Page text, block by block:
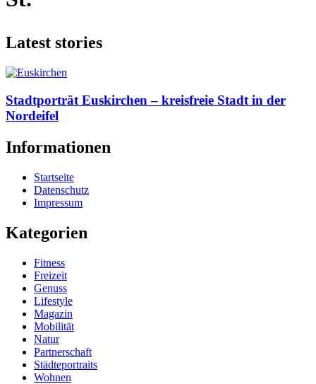
Latest stories
Stadtporträt Euskirchen – kreisfreie Stadt in der
Nordeifel
Informationen
Startseite
Datenschutz
Impressum
Kategorien
Fitness
Freizeit
Genuss
Lifestyle
Magazin
Mobilität
Natur
Partnerschaft
Städteportraits
Wohnen